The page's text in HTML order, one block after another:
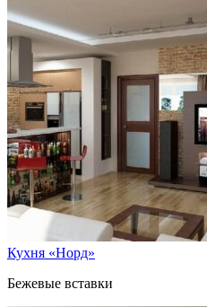
Кухня «Норд»
Бежевые вставки